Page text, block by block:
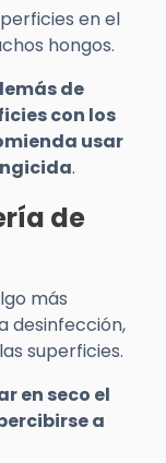
en el
hongos.
de
con los
usar
.
de
más
desinfección,
superficies.
en seco el
a